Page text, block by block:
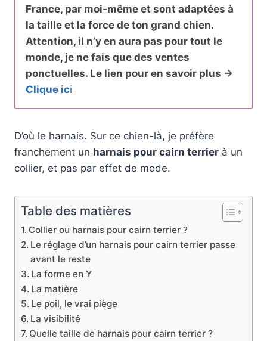
France, par moi-même et sont adaptées à
la taille et la force de ton grand chien.
Attention, il n’y en aura pas pour tout le
monde, je ne fais que des ventes
ponctuelles. Le lien pour en savoir plus ->
Clique ici
D’où le harnais. Sur ce chien-là, je préfère
franchement un harnais pour cairn terrier à un
collier, et pas par effet de mode.
Table des matières
Collier ou harnais pour cairn terrier ?
Le réglage d’un harnais pour cairn terrier passe
avant le reste
La forme en Y
La matière
Le poil, le vrai piège
La visibilité
Quelle taille de harnais pour cairn terrier ?